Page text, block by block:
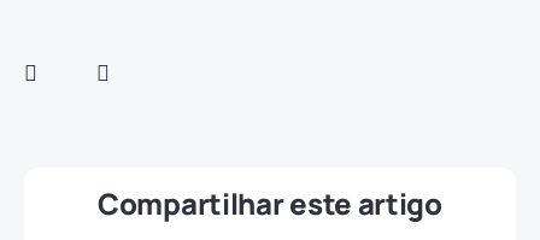
Compartilhar este artigo